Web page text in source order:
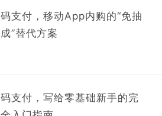
码支付，移动App内购的“免抽
成”替代方案
码支付，写给零基础新手的完